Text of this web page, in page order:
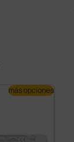
más opciones